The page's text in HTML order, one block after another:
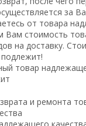
за
от товара
Вам стоимость
на доставку.
товар
и ремонта